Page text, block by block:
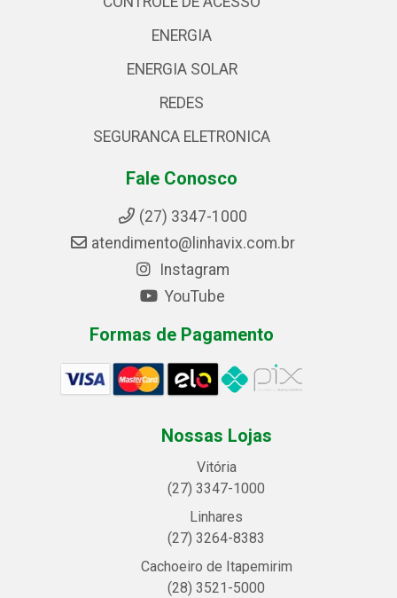
ENERGIA
ENERGIA SOLAR
REDES
SEGURANCA ELETRONICA
Fale Conosco
(27) 3347-1000
atendimento@linhavix.com.br
Instagram
YouTube
Formas de Pagamento
Nossas Lojas
Vitória
(27) 3347-1000
Linhares
(27) 3264-8383
Cachoeiro de Itapemirim
(28) 3521-5000